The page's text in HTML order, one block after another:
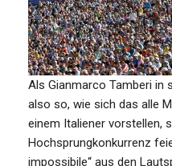
Als Gianmarco Tamberi in
also so, wie sich das alle
einem Italiener vorstellen,
Hochsprungkonkurrenz
impossibile“ aus den